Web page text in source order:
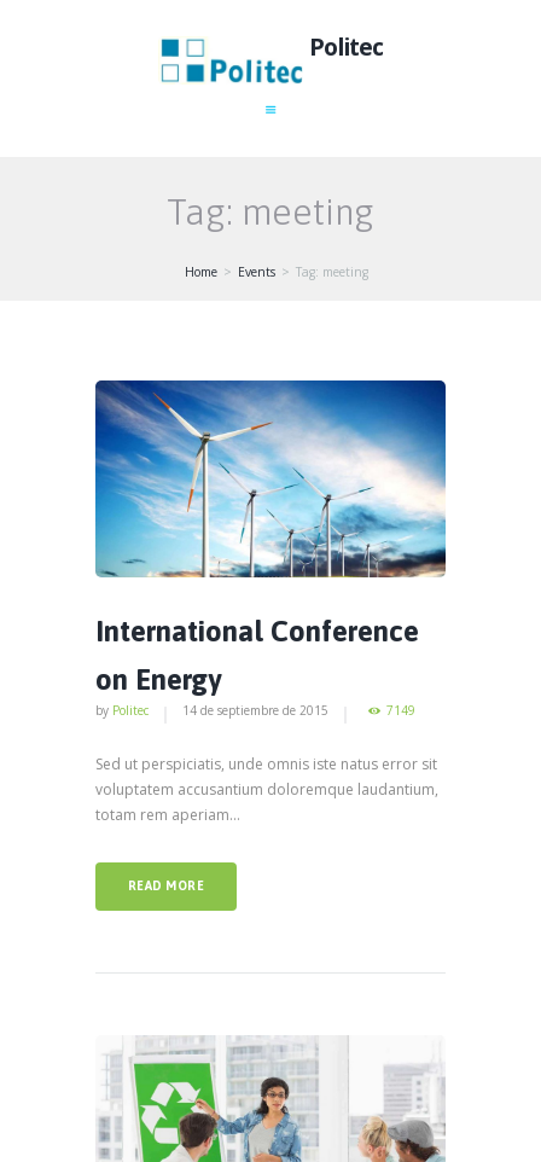
Politec
Tag: meeting
Home Events Tag: meeting
International Conference
on Energy
by Politec 14 de septiembre de 2015 7149
Sed ut perspiciatis, unde omnis iste natus error sit
voluptatem accusantium doloremque laudantium,
totam rem aperiam...
READ MORE